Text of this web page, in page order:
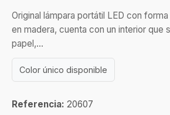
Original lámpara portátil LED con
en madera, cuenta con un interior que
papel,...
Color único disponible
Referencia: 20607